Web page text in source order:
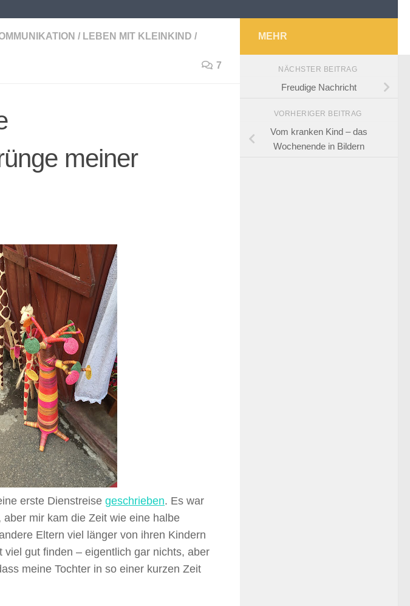
/ LEBEN MIT KLEINKIND /
7
meiner
erste Dienstreise geschrieben. Es war
aber mir kam die Zeit wie eine halbe
Eltern viel länger von ihren Kindern
gut finden – eigentlich gar nichts, aber
meine Tochter in so einer kurzen Zeit
MEHR
NÄCHSTER BEITRAG
Freudige Nachricht
VORHERIGER BEITRAG
Vom kranken Kind – das
Wochenende in Bildern